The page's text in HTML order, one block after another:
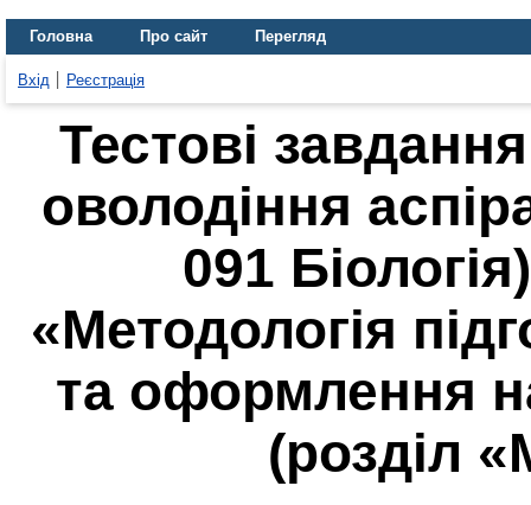
Головна Про сайт Перегляд
Вхід Реєстрація
Тестові
оволодіння
091
«Методологія
та оформлення
(розділ